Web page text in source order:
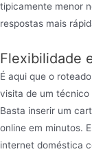
tipicamente menor
respostas mais
Flexibilidade
É aqui que o
visita de um técnico
Basta inserir um
online em minutos.
internet doméstica